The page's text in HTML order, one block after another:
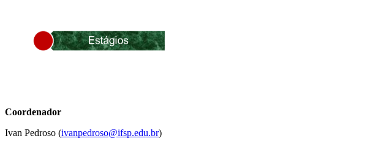
Coordenador
Ivan Pedroso (ivanpedroso@ifsp.edu.br)